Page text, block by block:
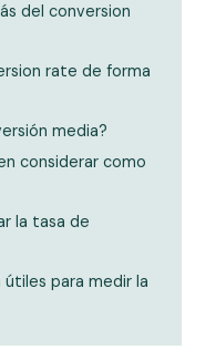
del conversion
rate de forma
media?
considerar como
la tasa de
para medir la